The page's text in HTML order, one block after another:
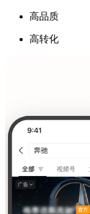
高品质
高转化